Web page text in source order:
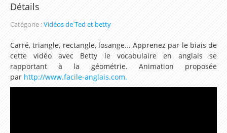
Parcours du prétérit simple / Simple Past
Parcours d'apprentissage sur les Nombres
Se présenter en anglais
Les Modaux en Anglais
Apprendre les noms des Animaux en Anglais
Détails
Catégorie :Vidéos de Ted et betty
Carré, triangle, rectangle, losange... Apprenez par le biais de
cette vidéo avec Betty le vocabulaire en anglais se
rapportant à la géométrie. Animation proposée
par http://www.facile-anglais.com.